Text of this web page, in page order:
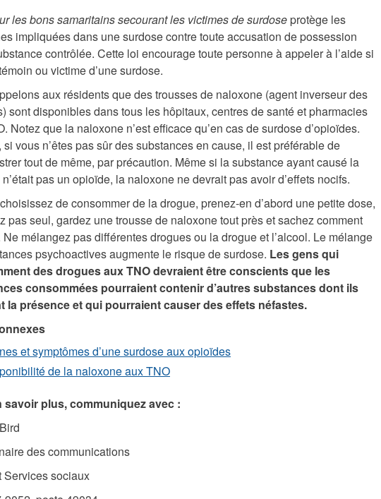
les bons samaritains secourant les victimes de surdoseprotège les
impliquées dans une surdose contre toute accusation de possession
contrôlée. Cette loi encourage toute personne à appeler à l’aide si
ou victime d’une surdose.
aux résidents que des trousses de naloxone (agent inverseur des
sont disponibles dans tous les hôpitaux, centres de santé et pharmacies
Notez que la naloxone n’est efficace qu’en cas de surdose d’opioïdes.
vous n’êtes pas sûr des substances en cause, il est préférable de
tout de même, par précaution. Même si la substance ayant causé la
pas un opioïde, la naloxone ne devrait pas avoir d’effets nocifs.
de consommer de la drogue, prenez-en d’abord une petite dose,
pas seul, gardez une trousse de naloxone tout près et sachez comment
Ne mélangez pas différentes drogues ou la drogue et l’alcool. Le mélange
psychoactives augmente le risque de surdose. Les gens qui
des drogues aux TNO devraient être conscients que les
consommées pourraient contenir d’autres substances dont ils
la présence et qui pourraient causer des effets néfastes.
et symptômes d’une surdose aux opioïdes
de la naloxone aux TNO
savoir plus, communiquez avec :
des communications
Services sociaux